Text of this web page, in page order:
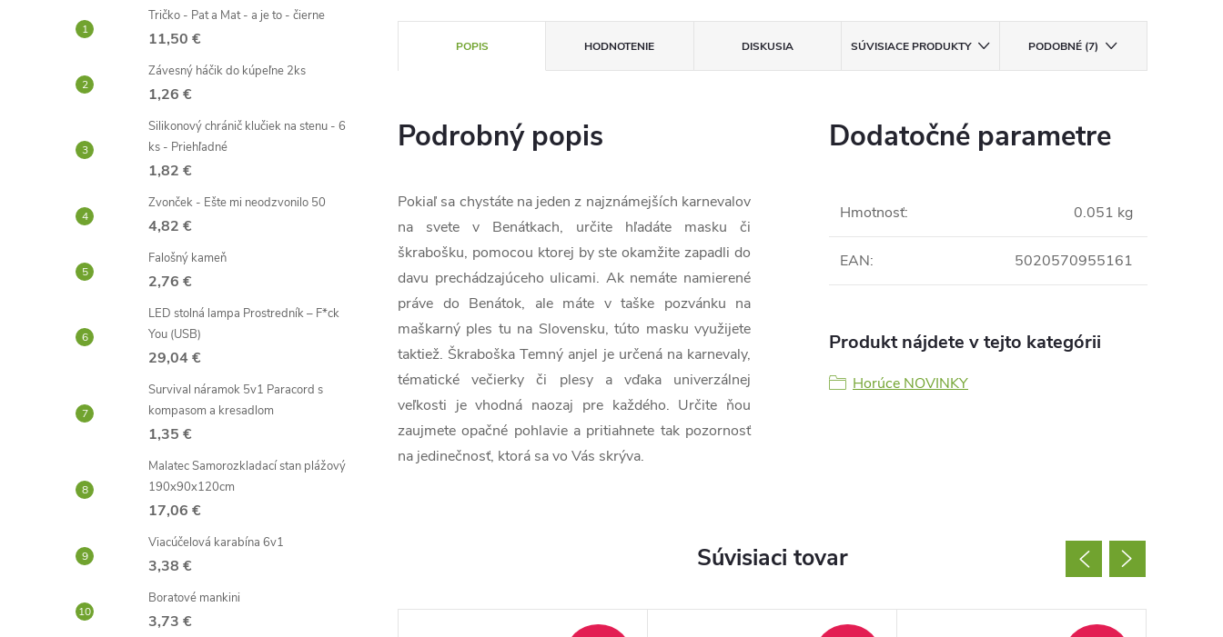
Tričko - Pat a Mat - a je to - čierne
11,50 €
Závesný háčik do kúpeľne 2ks
1,26 €
Silikonový chránič klučiek na stenu - 6
ks - Priehľadné
1,82 €
Zvonček - Ešte mi neodzvonilo 50
4,82 €
Falošný kameň
2,76 €
LED stolná lampa Prostredník – F*ck
You (USB)
29,04 €
Survival náramok 5v1 Paracord s
kompasom a kresadlom
1,35 €
Malatec Samorozkladací stan plážový
190x90x120cm
17,06 €
Viacúčelová karabína 6v1
3,38 €
Boratové mankini
3,73 €
POPIS HODNOTENIE DISKUSIA SÚVISIACE PRODUKTY PODOBNÉ (7)
Podrobný popis
Pokiaľ sa chystáte na jeden z najznámejších karnevalov
na svete v Benátkach, určite hľadáte masku či
škrabošku, pomocou ktorej by ste okamžite zapadli do
davu prechádzajúceho ulicami. Ak nemáte namierené
práve do Benátok, ale máte v taške pozvánku na
maškarný ples tu na Slovensku, túto masku využijete
taktiež. Škraboška Temný anjel je určená na karnevaly,
tématické večierky či plesy a vďaka univerzálnej
veľkosti je vhodná naozaj pre každého. Určite ňou
zaujmete opačné pohlavie a pritiahnete tak pozornosť
na jedinečnosť, ktorá sa vo Vás skrýva.
Dodatočné parametre
Hmotnosť: 0.051 kg
EAN: 5020570955161
Produkt nájdete v tejto kategórii
Horúce NOVINKY
Súvisiaci tovar